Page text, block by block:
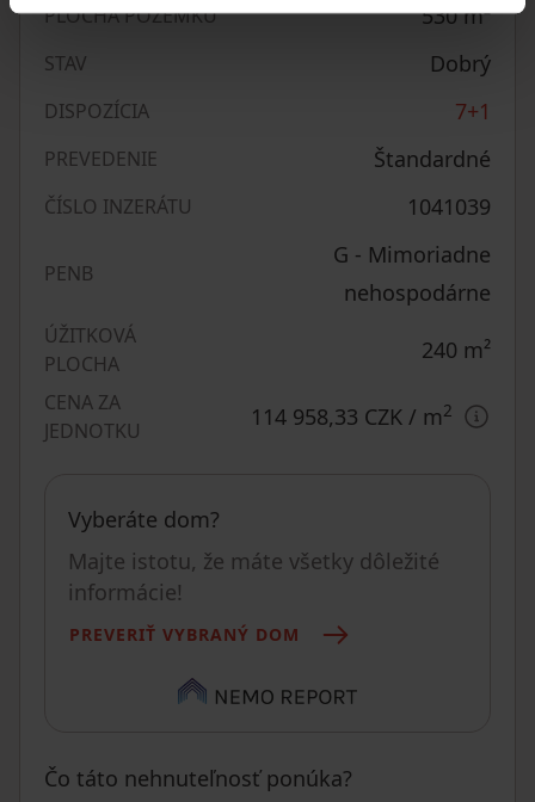
PLOCHA POZEMKU 530m²
STAV Dobrý
DISPOZÍCIA 7+1
PREVEDENIE Štandardné
ČÍSLO INZERÁTU 1041039
PENB
G - Mimoriadne
nehospodárne
ÚŽITKOVÁ
PLOCHA
240 m²
CENA ZA
JEDNOTKU
114 958,33 CZK / m2
Vyberáte dom?
Majte istotu, že máte všetky dôležité
informácie!
PREVERIŤ VYBRANÝ DOM
Čo táto nehnuteľnosť ponúka?